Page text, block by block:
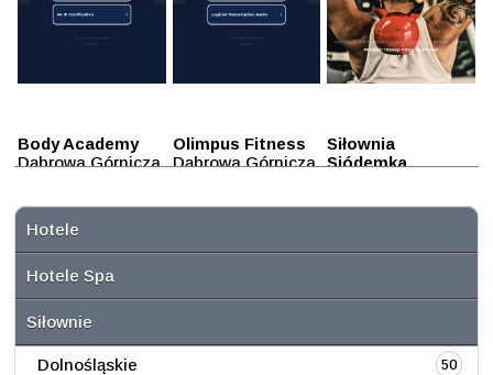
Body Academy
Dąbrowa Górnicza
Olimpus Fitness
Dąbrowa Górnicza
Siłownia
Siódemka
Hotele
Hotele Spa
Siłownie
Dolnośląskie 50